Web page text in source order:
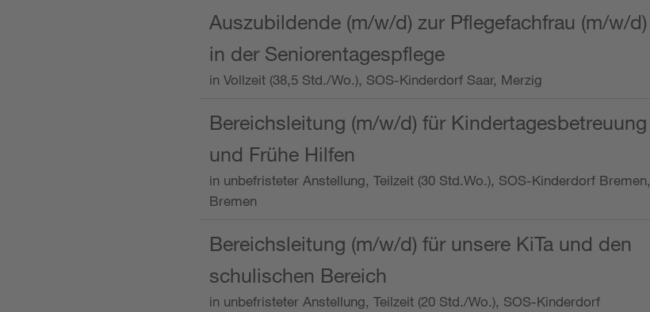
Auszubildende (m/w/d) zur Pflegefachfrau (m/w/d)
in der Seniorentagespflege
in Vollzeit (38,5 Std./Wo.), SOS-Kinderdorf Saar, Merzig
Bereichsleitung (m/w/d) für Kindertagesbetreuung
und Frühe Hilfen
in unbefristeter Anstellung, Teilzeit (30 Std.Wo.), SOS-Kinderdorf Bremen,
Bremen
Bereichsleitung (m/w/d) für unsere KiTa und den
schulischen Bereich
in unbefristeter Anstellung, Teilzeit (20 Std./Wo.), SOS-Kinderdorf